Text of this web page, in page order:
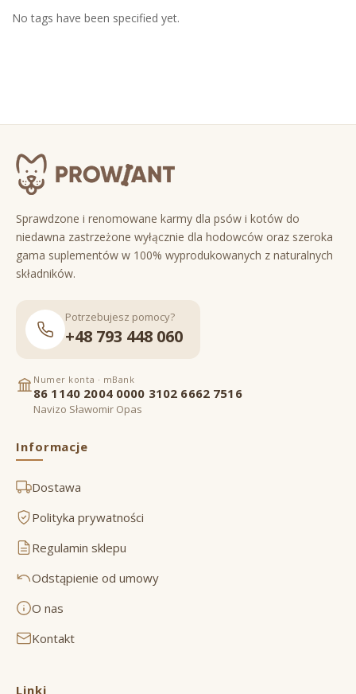
No tags have been specified yet.
Sprawdzone i renomowane karmy dla psów i kotów do
niedawna zastrzeżone wyłącznie dla hodowców oraz szeroka
gama suplementów w 100% wyprodukowanych z naturalnych
składników.
Potrzebujesz pomocy?
+48 793 448 060
Numer konta · mBank
86 1140 2004 0000 3102 6662 7516
Navizo Sławomir Opas
Informacje
Dostawa
Polityka prywatności
Regulamin sklepu
Odstąpienie od umowy
O nas
Kontakt
Linki